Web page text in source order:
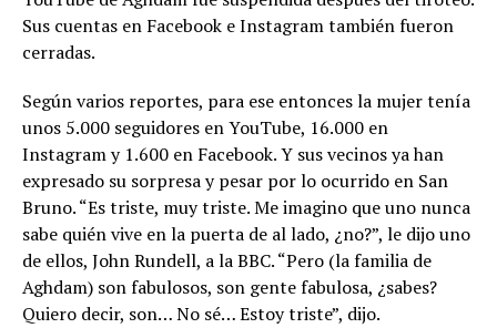
Sus cuentas en Facebook e Instagram también fueron
cerradas.
Según varios reportes, para ese entonces la mujer tenía
unos 5.000 seguidores en YouTube, 16.000 en
Instagram y 1.600 en Facebook. Y sus vecinos ya han
expresado su sorpresa y pesar por lo ocurrido en San
Bruno. “Es triste, muy triste. Me imagino que uno nunca
sabe quién vive en la puerta de al lado, ¿no?”, le dijo uno
de ellos, John Rundell, a la BBC. “Pero (la familia de
Aghdam) son fabulosos, son gente fabulosa, ¿sabes?
Quiero decir, son… No sé… Estoy triste”, dijo.